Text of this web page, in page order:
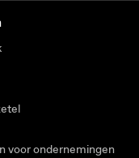
voor ondernemingen